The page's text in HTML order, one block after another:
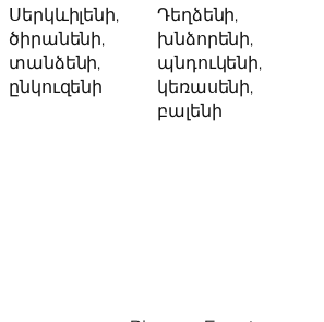
Սերկևիլենի,
ծիրանենի,
տանձենի,
ընկուզենի
Դեղձենի,
խնձորենի,
պնդուկենի,
կեռասենի,
բալենի